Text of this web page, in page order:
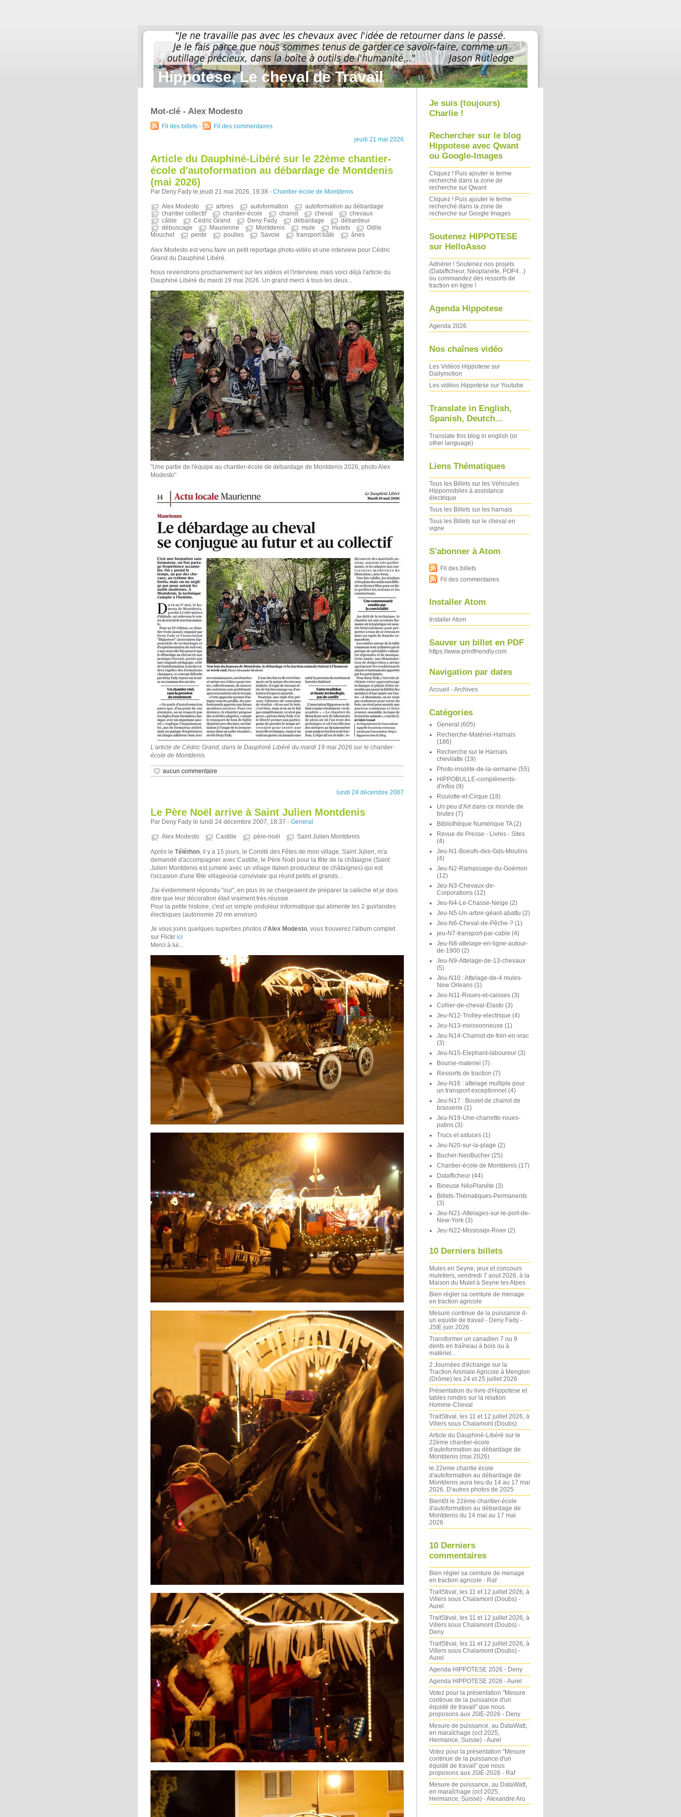
Hippotese, Le cheval de Travail
Mot-clé - Alex Modesto
Fil des billets -
Fil des commentaires
jeudi 21 mai 2026
Article du Dauphiné-Libéré sur le 22ème chantier-
école d'autoformation au débardage de Montdenis
(mai 2026)
Par Deny Fady le jeudi 21 mai 2026, 19:38 - Chantier-école de Montdenis
Alex Modesto arbres autoformation
autoformation au débardage
chantier collectif
chantier-école chariot cheval
chevaux
câble
Cédric Grand Deny Fady débardage
débardeur
débuscage
Maurienne Montdenis mule mulets
Odile
Mouchet
pente poulies Savoie transport bâté ânes
Alex Modesto est venu faire un petit reportage photo-vidéo et une interview pour Cédric
Grand du Dauphiné Libéré.
Nous reviendrons prochainement sur les vidéos et l'interview, mais voici déjà l'article du
Dauphiné Libéré du mardi 19 mai 2026. Un grand merci à tous les deux...
''Une partie de l'équipe au chantier-école de débardage de Montdenis 2026, photo Alex
Modesto"
L'article de Cédric Grand, dans le Dauphiné Libéré du mardi 19 mai 2026 sur le chantier-
école de Montdenis
aucun commentaire
lundi 24 décembre 2007
Le Père Noël arrive à Saint Julien Montdenis
Par Deny Fady le lundi 24 décembre 2007, 18:37 - General
Alex Modesto Castille père-noël Saint Julien Montdenis
Après le Téléthon , il y a 15 jours, le Comité des Fêtes de mon village, Saint Julien, m'a
demandé d'accompagner avec Castille, le Père Noël pour la fête de la châtaigne (Saint
Julien Montdenis est jumelé avec un village italien producteur de châtaignes) qui est
l'occasion d'une fête villageoise conviviale qui réunit petits et grands...
J'ai évidemment répondu "oui", en plus ils se chargeaient de préparer la calèche et je dois
dire que leur décoration était vraiment très réussie.
Pour la petite histoire, c'est un simple onduleur informatique qui alimente les 2 guirlandes
électriques (autonomie 20 mn environ)
Je vous joins quelques superbes photos d'Alex Modesto , vous trouverez l'album complet
sur Flickr ici
Merci à lui...
Je suis (toujours)
Charlie !
Rechercher sur le blog
Hippotese avec Qwant
ou Google-Images
Cliquez ! Puis ajouter le terme
recherché dans la zone de
recherche sur Qwant
Cliquez ! Puis ajouter le terme
recherché dans la zone de
recherche sur Google Images
Soutenez HIPPOTESE
sur HelloAsso
Adhérer ! Soutenez nos projets
(Datafficheur, Néoplanète, POP4...)
ou commandez des ressorts de
traction en ligne !
Agenda Hippotese
Agenda 2026
Nos chaînes vidéo
Les Vidéos Hippotese sur
Dailymotion
Les vidéos Hippotese sur Youtube
Translate in English,
Spanish, Deutch...
Translate this blog in english (or
other language)
Liens Thématiques
Tous les Billets sur les Véhicules
Hippomobiles à assistance
électrique
Tous les Billets sur les harnais
Tous les Billets sur le cheval en
vigne
S'abonner à Atom
Fil des billets
Fil des commentaires
Installer Atom
Installer Atom
Sauver un billet en PDF
https://www.printfriendly.com
Navigation par dates
Accueil -Archives
Catégories
General (605)
Recherche-Matériel-Harnais
(186)
Recherche sur le Harnais
chevilatte (19)
Photo-insolite-de-la-semaine (55)
HIPPOBULLE-compléments-
d'infos (9)
Roulotte-et-Cirque (18)
Un peu d'Art dans ce monde de
brutes (7)
Bibliothèque Numérique TA (2)
Revue de Presse - Livres - Sites
(4)
Jeu-N1-Boeufs-des-Gds-Moulins
(4)
Jeu-N2-Ramassage-du-Goémon
(12)
Jeu-N3-Chevaux-de-
Corporations (12)
Jeu-N4-Le-Chasse-Neige (2)
Jeu-N5-Un-arbre-géant-abattu (2)
Jeu-N6-Cheval-de-Pêche-? (1)
jeu-N7-transport-par-cable (4)
Jeu-N8-attelage-en-ligne-autour-
de-1900 (2)
Jeu-N9-Attelage-de-13-chevaux
(5)
Jeu-N10 : Attelage-de-4 mules-
New Orleans (1)
Jeu-N11-Roues-et-caisses (3)
Collier-de-cheval-Elasto (3)
Jeu-N12-Trolley-electrique (4)
Jeu-N13-moissonneuse (1)
Jeu-N14-Charriot-de-foin-en-vrac
(3)
Jeu-N15-Elephant-laboureur (3)
Bourse-materiel (7)
Ressorts de traction (7)
Jeu-N16 : attelage multiple pour
un transport exceptionnel (4)
Jeu-N17 : Boulet de chariot de
brasserie (1)
Jeu-N19-Une-charrette-roues-
patins (3)
Trucs et astuces (1)
Jeu-N20-sur-la-plage (2)
Bucher-NeoBucher (25)
Chantier-école de Montdenis (17)
Datafficheur (44)
Bineuse NéoPlanète (3)
Billets-Thématiques-Permanents
(3)
Jeu-N21-Attelages-sur-le-port-de-
New-York (3)
Jeu-N22-Mississipi-River (2)
10 Derniers billets
Mules en Seyne, jeux et concours
muletiers, vendredi 7 aout 2026, à la
Maison du Mulet à Seyne les Alpes
Bien régler sa ceinture de menage
en traction agricole
Mesure continue de la puissance d-
un equide de travail - Deny Fady -
JSIE juin 2026
Transformer un canadien 7 ou 9
dents en traîneau à bois ou à
matériel...
2 Journées d'échange sur la
Traction Animale Agricole à Menglon
(Drôme) les 24 et 25 juillet 2026
Présentation du livre d'Hippotese et
tables rondes sur la relation
Homme-Cheval
TraitStival, les 11 et 12 juillet 2026, à
Villers sous Chalamont (Doubs)
Article du Dauphiné-Libéré sur le
22ème chantier-école
d'autoformation au débardage de
Montdenis (mai 2026)
le 22eme chantie école
d'autoformation au débardage de
Montdenis aura lieu du 14 au 17 mai
2026. D'autres photos de 2025
Bientôt le 22ème chantier-école
d'autoformation au débardage de
Montdenis du 14 mai au 17 mai
2026
10 Derniers
commentaires
Bien régler sa ceinture de menage
en traction agricole - Raf
TraitStival, les 11 et 12 juillet 2026, à
Villers sous Chalamont (Doubs) -
Aurel
TraitStival, les 11 et 12 juillet 2026, à
Villers sous Chalamont (Doubs) -
Deny
TraitStival, les 11 et 12 juillet 2026, à
Villers sous Chalamont (Doubs) -
Aurel
Agenda HIPPOTESE 2026 - Deny
Agenda HIPPOTESE 2026 - Aurel
Votez pour la présentation "Mesure
continue de la puissance d'un
équidé de travail" que nous
proposons aux JSIE-2026 - Deny
Mesure de puissance, au DataWatt,
en maraîchage (oct 2025,
Hermance, Suisse) - Aurel
Votez pour la présentation "Mesure
continue de la puissance d'un
équidé de travail" que nous
proposons aux JSIE-2026 - Raf
Mesure de puissance, au DataWatt,
en maraîchage (oct 2025,
Hermance, Suisse) - Alexandre Aru